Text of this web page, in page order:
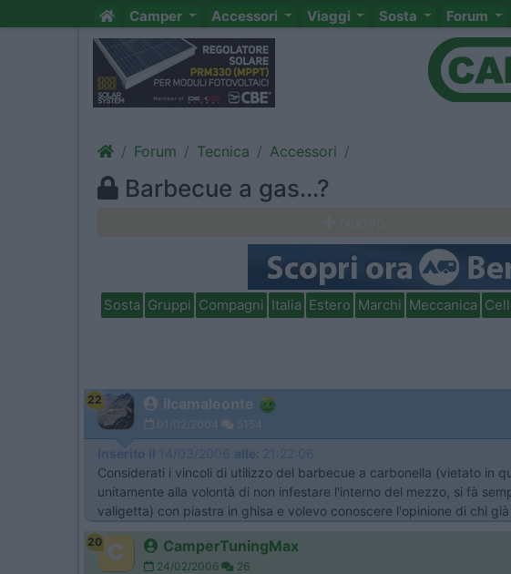
Camper Accessori Viaggi Sosta Forum
Forum Tecnica Accessori
Barbecue a gas...?
Sosta Gruppi Compagni Italia Estero Marchi Meccanica
22 ilcamaleonte
01/02/2004 5154
Inserito il 14/03/2006 alle: 21:22:06
Considerati i vincoli di utilizzo del barbecue a carbonella (vietato in
unitamente alla volontà di non infestare l'interno del mezzo, si fà
valigetta) con piastra in ghisa e volevo conoscere l'opinione di chi
20 CamperTuningMax
24/02/2006 26